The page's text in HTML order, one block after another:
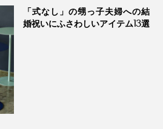
「式なし」の甥っ子夫婦への結
婚祝いにふさわしいアイテム13選